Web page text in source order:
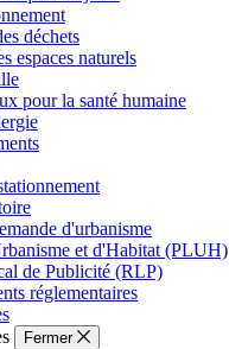
déchets
espaces naturels
pour la santé humaine
d'urbanisme
et d'Habitat (PLUH)
de Publicité (RLP)
réglementaires
Fermer